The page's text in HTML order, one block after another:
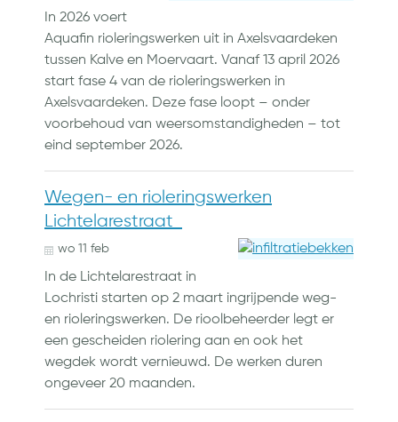
In 2026 voert
Aquafin rioleringswerken uit in Axelsvaardeken
tussen Kalve en Moervaart. Vanaf 13 april 2026
start fase 4 van de rioleringswerken in
Axelsvaardeken. Deze fase loopt – onder
voorbehoud van weersomstandigheden – tot
eind september 2026.
Wegen- en rioleringswerken
Lichtelarestraat
wo feb
In de Lichtelarestraat in
Lochristi starten op 2 maart ingrijpende weg-
en rioleringswerken. De rioolbeheerder legt er
een gescheiden riolering aan en ook het
wegdek wordt vernieuwd. De werken duren
ongeveer 20 maanden.